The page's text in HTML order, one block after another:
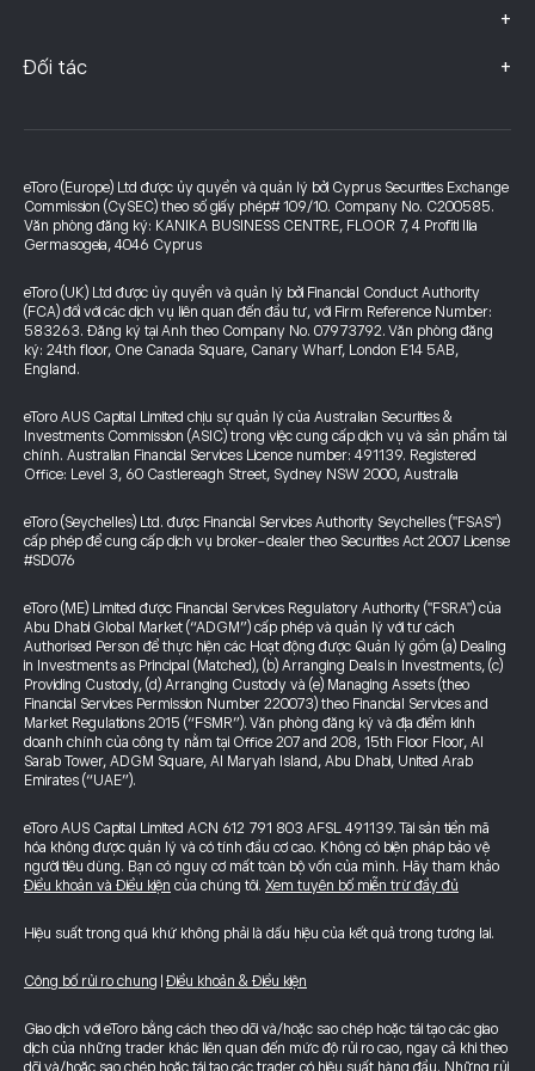
+
Đối tác +
eToro (Europe) Ltd được ủy quyền và quản lý bởi Cyprus Securities Exchange
Commission (CySEC) theo số giấy phép# 109/10. Company No. C200585.
Văn phòng đăng ký: KANIKA BUSINESS CENTRE, FLOOR 7, 4 Profiti Ilia
Germasogeia, 4046 Cyprus
eToro (UK) Ltd được ủy quyền và quản lý bởi Financial Conduct Authority
(FCA) đối với các dịch vụ liên quan đến đầu tư, với Firm Reference Number:
583263. Đăng ký tại Anh theo Company No. 07973792. Văn phòng đăng
ký: 24th floor, One Canada Square, Canary Wharf, London E14 5AB,
England.
eToro AUS Capital Limited chịu sự quản lý của Australian Securities &
Investments Commission (ASIC) trong việc cung cấp dịch vụ và sản phẩm tài
chính. Australian Financial Services Licence number: 491139. Registered
Office: Level 3, 60 Castlereagh Street, Sydney NSW 2000, Australia
eToro (Seychelles) Ltd. được Financial Services Authority Seychelles ("FSAS")
cấp phép để cung cấp dịch vụ broker-dealer theo Securities Act 2007 License
#SD076
eToro (ME) Limited được Financial Services Regulatory Authority ("FSRA") của
Abu Dhabi Global Market (“ADGM”) cấp phép và quản lý với tư cách
Authorised Person để thực hiện các Hoạt động được Quản lý gồm (a) Dealing
in Investments as Principal (Matched), (b) Arranging Deals in Investments, (c)
Providing Custody, (d) Arranging Custody và (e) Managing Assets (theo
Financial Services Permission Number 220073) theo Financial Services and
Market Regulations 2015 (“FSMR”). Văn phòng đăng ký và địa điểm kinh
doanh chính của công ty nằm tại Office 207 and 208, 15th Floor Floor, Al
Sarab Tower, ADGM Square, Al Maryah Island, Abu Dhabi, United Arab
Emirates (“UAE”).
eToro AUS Capital Limited ACN 612 791 803 AFSL 491139. Tài sản tiền mã
hóa không được quản lý và có tính đầu cơ cao. Không có biện pháp bảo vệ
người tiêu dùng. Bạn có nguy cơ mất toàn bộ vốn của mình. Hãy tham khảo
Điều khoản và Điều kiện của chúng tôi. Xem tuyên bố miễn trừ đầy đủ
Hiệu suất trong quá khứ không phải là dấu hiệu của kết quả trong tương lai.
Công bố rủi ro chung Điều khoản & Điều kiện
Giao dịch với eToro bằng cách theo dõi và/hoặc sao chép hoặc tái tạo các giao
dịch của những trader khác liên quan đến mức độ rủi ro cao, ngay cả khi theo
dõi và/hoặc sao chép hoặc tái tạo các trader có hiệu suất hàng đầu. Những rủi